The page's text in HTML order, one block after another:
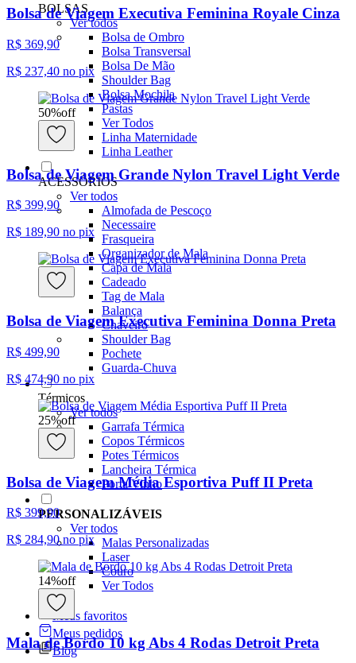
BOLSAS
Ver todos
Bolsa de Ombro
Bolsa Transversal
Bolsa De Mão
Shoulder Bag
Bolsa Mochila
Pastas
Ver Todos
Linha Maternidade
Linha Leather
ACESSÓRIOS
Ver todos
Almofada de Pescoço
Necessaire
Frasqueira
Organizador de Mala
Capa de Mala
Cadeado
Tag de Mala
Balança
Chaveiro
Shoulder Bag
Pochete
Guarda-Chuva
Térmicos
Ver todos
Garrafa Térmica
Copos Térmicos
Potes Térmicos
Lancheira Térmica
Porta Vinho
PERSONALIZÁVEIS
Ver todos
Malas Personalizadas
Laser
Couro
Ver Todos
Meus favoritos
Meus pedidos
Blog
Bolsa de Viagem Executiva Feminina Royale Cinza
R$ 369,90
R$ 237,40 no pix
50%off
Bolsa de Viagem Grande Nylon Travel Light Verde
R$ 399,90
R$ 189,90 no pix
Bolsa de Viagem Executiva Feminina Donna Preta
R$ 499,90
R$ 474,90 no pix
25%off
Bolsa de Viagem Média Esportiva Puff II Preta
R$ 399,90
R$ 284,90 no pix
14%off
Mala de Bordo 10 kg Abs 4 Rodas Detroit Preta